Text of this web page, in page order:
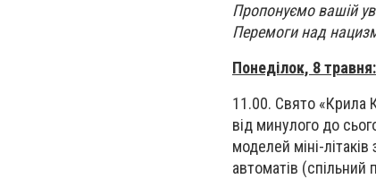
Пропонуємо вашій
Перемоги над
Понеділок, 8 травня:
11.00. Свято «Крила
від минулого до
моделей міні-
автоматів